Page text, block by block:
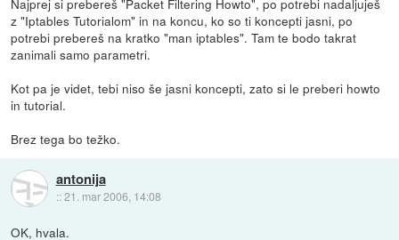
Najprej si prebereš "Packet Filtering Howto", po potrebi nadaljuješ
z "Iptables Tutorialom" in na koncu, ko so ti koncepti jasni, po
potrebi prebereš na kratko "man iptables". Tam te bodo takrat
zanimali samo parametri.
Kot pa je videt, tebi niso še jasni koncepti, zato si le preberi howto
in tutorial.
Brez tega bo težko.
antonija
::21. mar 2006, 14:08
OK, hvala.